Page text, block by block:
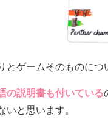
ゲームそのものにつ
の説明書も付いている
いと思います。